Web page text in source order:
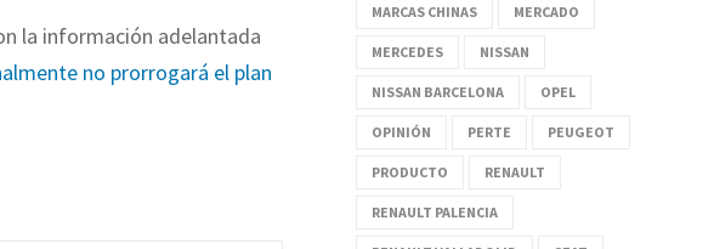
la información adelantada
no prorrogará el plan
MARCAS CHINAS MERCADO
MERCEDES NISSAN
NISSAN BARCELONA OPEL
OPINIÓN PERTE PEUGEOT
PRODUCTO RENAULT
RENAULT PALENCIA